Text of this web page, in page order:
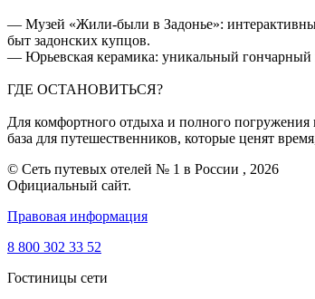
— Музей «Жили-были в Задонье»: интерактивный
быт задонских купцов.
— Юрьевская керамика: уникальный гончарный
ГДЕ ОСТАНОВИТЬСЯ?
Для комфортного отдыха и полного
база для путешественников, которые ценят
© Сеть путевых отелей № 1 в России , 2026
Официальный сайт.
Правовая информация
8 800 302 33 52
Гостиницы сети